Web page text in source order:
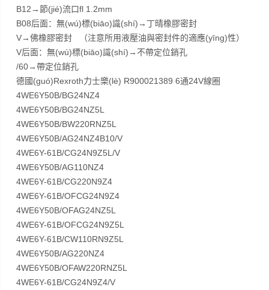
B12→節(jié)流口fl 1.2mm
B08后面：無(wú)標(biāo)識(shí)→丁晴橡膠密封
V→佛橡膠密封 （注意所用液壓油與密封件的適應(yīng)性）
V后面：無(wú)標(biāo)識(shí)→不帶定位銷孔
/60→帶定位銷孔
德國(guó)Rexroth力士樂(lè) R900021389 6通24V線圈
4WE6Y50B/BG24NZ4
4WE6Y50B/BG24NZ5L
4WE6Y50B/BW220RNZ5L
4WE6Y50B/AG24NZ4B10/V
4WE6Y-61B/CG24N9Z5L/V
4WE6Y50B/AG110NZ4
4WE6Y-61B/CG220N9Z4
4WE6Y-61B/OFCG24N9Z4
4WE6Y50B/OFAG24NZ5L
4WE6Y-61B/OFCG24N9Z5L
4WE6Y-61B/CW110RN9Z5L
4WE6Y50B/AG220NZ4
4WE6Y50B/OFAW220RNZ5L
4WE6Y-61B/CG24N9Z4/V